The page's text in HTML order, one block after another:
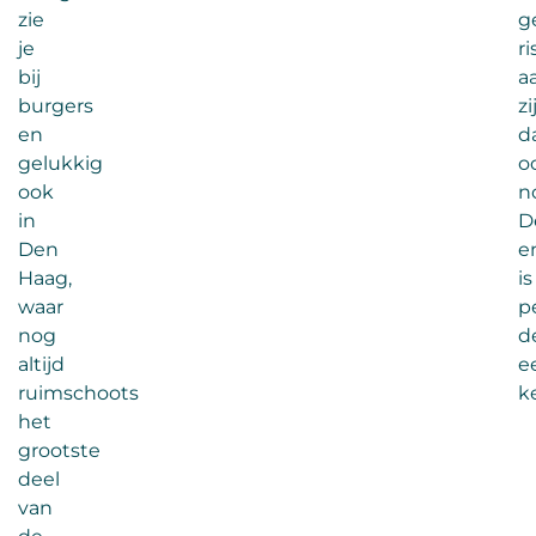
zie
je
bij
burgers
en
gelukkig
ook
in
Den
Haag,
waar
nog
altijd
ruimschoots
het
grootste
deel
van
is